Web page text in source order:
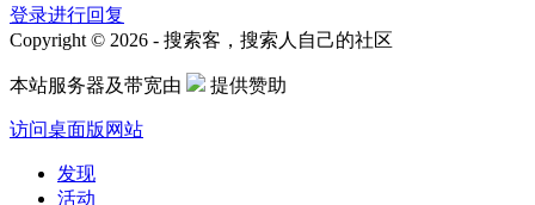
登录进行回复
Copyright © 2026 - 搜索客，搜索人自己的社区
本站服务器及带宽由 提供赞助
访问桌面版网站
发现
活动